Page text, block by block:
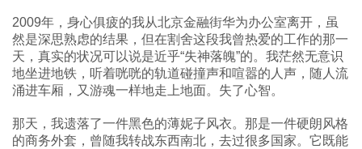
2009年，身心俱疲的我从北京金融街华为办公室离开，虽
然是深思熟虑的结果，但在割舍这段我曾热爱的工作的那一
天，真实的状况可以说是近乎“失神落魄”的。我茫然无意识
地坐进地铁，听着咣咣的轨道碰撞声和喧嚣的人声，随人流
涌进车厢，又游魂一样地走上地面。失了心智。
那天，我遗落了一件黑色的薄妮子风衣。那是一件硬朗风格
的商务外套，曾随我转战东西南北，去过很多国家。它既能